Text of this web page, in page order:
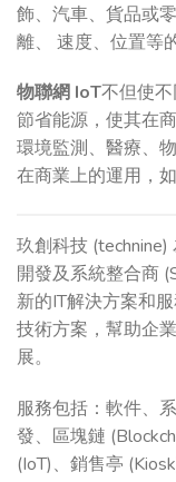
飾、汽車、貨品或
離、 速度、位置等
物聯網 IoT不但使
節省能源，使其在
環境監測、醫療、
在商業上的運用，
玖創科技
開發及系統整合商
新的IT解決方案和
技術方案，幫助企
展。
服務包括：軟件、
發、區塊鏈
(IoT)、銷售亭